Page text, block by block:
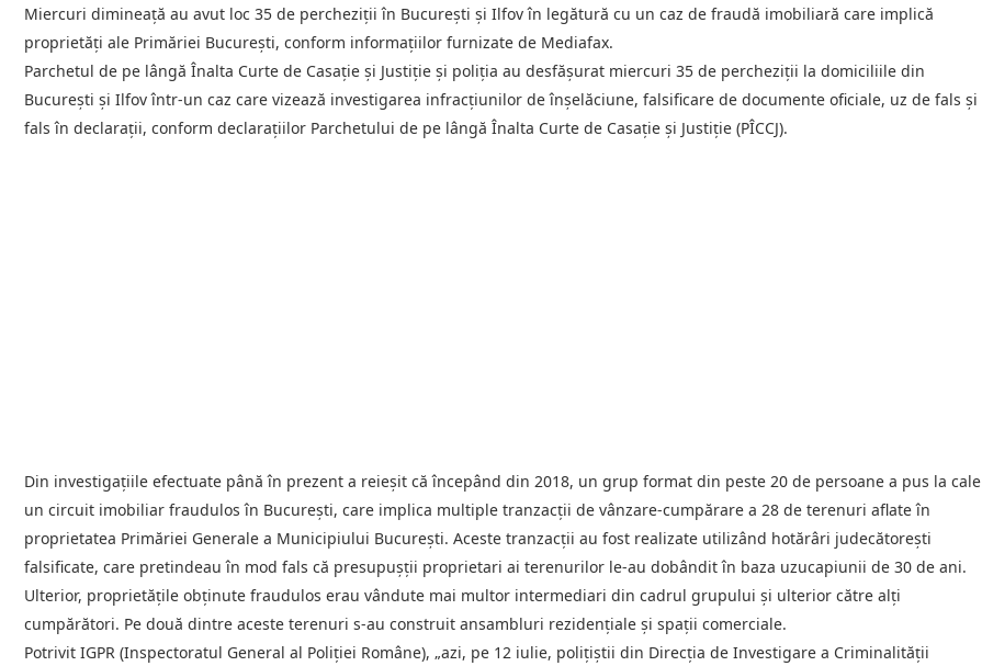
Miercuri dimineață au avut loc 35 de percheziții în București și Ilfov în legătură cu un caz de fraudă imobiliară care implică
proprietăți ale Primăriei București, conform informațiilor furnizate de Mediafax.
Parchetul de pe lângă Înalta Curte de Casație și Justiție și poliția au desfășurat miercuri 35 de percheziții la domiciliile din
București și Ilfov într-un caz care vizează investigarea infracțiunilor de înșelăciune, falsificare de documente oficiale, uz de fals și
fals în declarații, conform declarațiilor Parchetului de pe lângă Înalta Curte de Casație și Justiție (PÎCCJ).
Din investigațiile efectuate până în prezent a reieșit că începând din 2018, un grup format din peste 20 de persoane a pus la cale
un circuit imobiliar fraudulos în București, care implica multiple tranzacții de vânzare-cumpărare a 28 de terenuri aflate în
proprietatea Primăriei Generale a Municipiului București. Aceste tranzacții au fost realizate utilizând hotărâri judecătorești
falsificate, care pretindeau în mod fals că presupușții proprietari ai terenurilor le-au dobândit în baza uzucapiunii de 30 de ani.
Ulterior, proprietățile obținute fraudulos erau vândute mai multor intermediari din cadrul grupului și ulterior către alți
cumpărători. Pe două dintre aceste terenuri s-au construit ansambluri rezidențiale și spații comerciale.
Potrivit IGPR (Inspectoratul General al Poliției Române), „azi, pe 12 iulie, polițiștii din Direcția de Investigare a Criminalității